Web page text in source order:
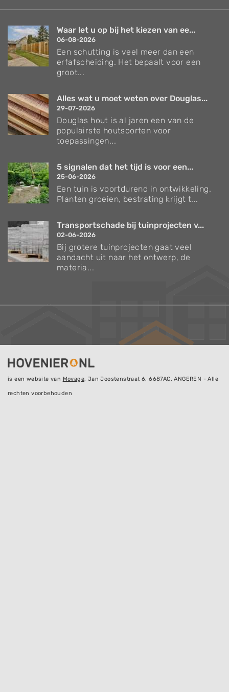
Waar let u op bij het kiezen van ee...
06-08-2026
Een schutting is veel meer dan een
erfafscheiding. Het bepaalt voor een
groot...
Alles wat u moet weten over Douglas...
29-07-2026
Douglas hout is al jaren een van de
populairste houtsoorten voor
toepassingen...
5 signalen dat het tijd is voor een...
25-06-2026
Een tuin is voortdurend in ontwikkeling.
Planten groeien, bestrating krijgt t...
Transportschade bij tuinprojecten v...
02-06-2026
Bij grotere tuinprojecten gaat veel
aandacht uit naar het ontwerp, de
materia...
is een website van Movage, Jan Joostenstraat 6, 6687AC, ANGEREN - Alle
rechten voorbehouden